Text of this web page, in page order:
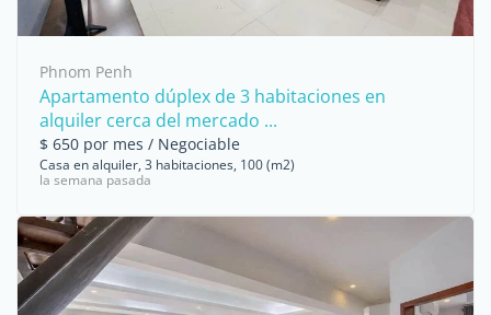
Phnom Penh
Apartamento dúplex de 3 habitaciones en
alquiler cerca del mercado ...
$ 650 por mes / Negociable
Casa en alquiler, 3 habitaciones, 100 (m2)
la semana pasada